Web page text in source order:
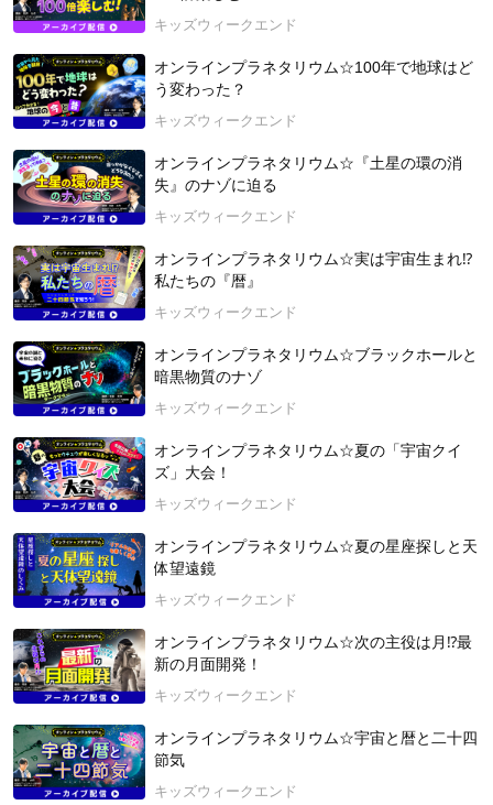
2024年4月13日 開催
キッズウィークエンド
オンラインプラネタリウム☆100年で地球はど
う変わった？
キッズウィークエンド
オンラインプラネタリウム☆『土星の環の消
失』のナゾに迫る
キッズウィークエンド
オンラインプラネタリウム☆実は宇宙生まれ⁉
私たちの『暦』
キッズウィークエンド
オンラインプラネタリウム☆ブラックホールと
暗黒物質のナゾ
キッズウィークエンド
オンラインプラネタリウム☆夏の「宇宙クイ
ズ」大会！
キッズウィークエンド
オンラインプラネタリウム☆夏の星座探しと天
体望遠鏡
キッズウィークエンド
オンラインプラネタリウム☆次の主役は月⁉最
新の月面開発！
キッズウィークエンド
オンラインプラネタリウム☆宇宙と暦と二十四
節気
キッズウィークエンド